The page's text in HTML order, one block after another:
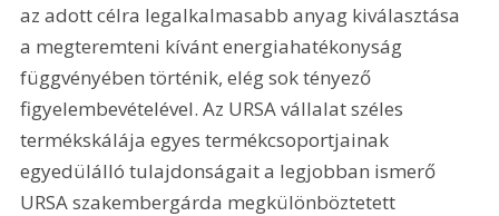
az adott célra legalkalmasabb anyag kiválasztása
a megteremteni kívánt energiahatékonyság
függvényében történik, elég sok tényező
figyelembevételével. Az URSA vállalat széles
termékskálája egyes termékcsoportjainak
egyedülálló tulajdonságait a legjobban ismerő
URSA szakembergárda megkülönböztetett